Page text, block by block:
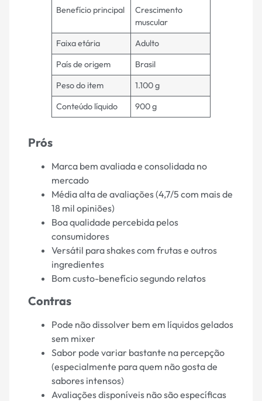
Benefício principal
Crescimento
muscular
Faixa etária
Adulto
País de origem
Brasil
Peso do item
1.100 g
Conteúdo líquido
900 g
Prós
Marca bem avaliada e consolidada no
mercado
Média alta de avaliações (4,7/5 com mais de
18 mil opiniões)
Boa qualidade percebida pelos
consumidores
Versátil para shakes com frutas e outros
ingredientes
Bom custo-benefício segundo relatos
Contras
Pode não dissolver bem em líquidos gelados
sem mixer
Sabor pode variar bastante na percepção
(especialmente para quem não gosta de
sabores intensos)
Avaliações disponíveis não são específicas